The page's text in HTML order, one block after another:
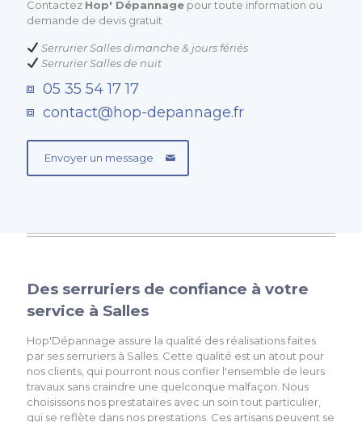
Contactez Hop' Dépannage pour toute information ou
demande de devis gratuit
Serrurier Salles dimanche & jours fériés
Serrurier Salles de nuit
05 35 54 17 17
contact@hop-depannage.fr
Envoyer un message
Des serruriers de confiance à votre
service à Salles
Hop'Dépannage assure la qualité des réalisations faites
par ses serruriers à Salles. Cette qualité est un atout pour
nos clients, qui pourront nous confier l'ensemble de leurs
travaux sans craindre une quelconque malfaçon. Nous
choisissons nos prestataires avec un soin tout particulier,
qui se reflète dans nos prestations. Ces artisans peuvent se